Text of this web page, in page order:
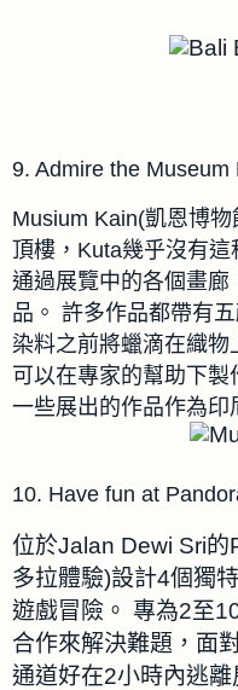
9. Admire the Museum
Musium Kain(凱恩博
頂樓， Kuta幾乎沒有這
通過展覽中的各個畫
品。 許多作品都帶有
染料之前將蠟滴在織
可以在專家的幫助下製
一些展出的作品作為印
10. Have fun at
位於Jalan Dewi Sri
多拉體驗)設計4個獨
遊戲冒險。 專為2至
合作來解決難題，面
通道好在2小時內逃離